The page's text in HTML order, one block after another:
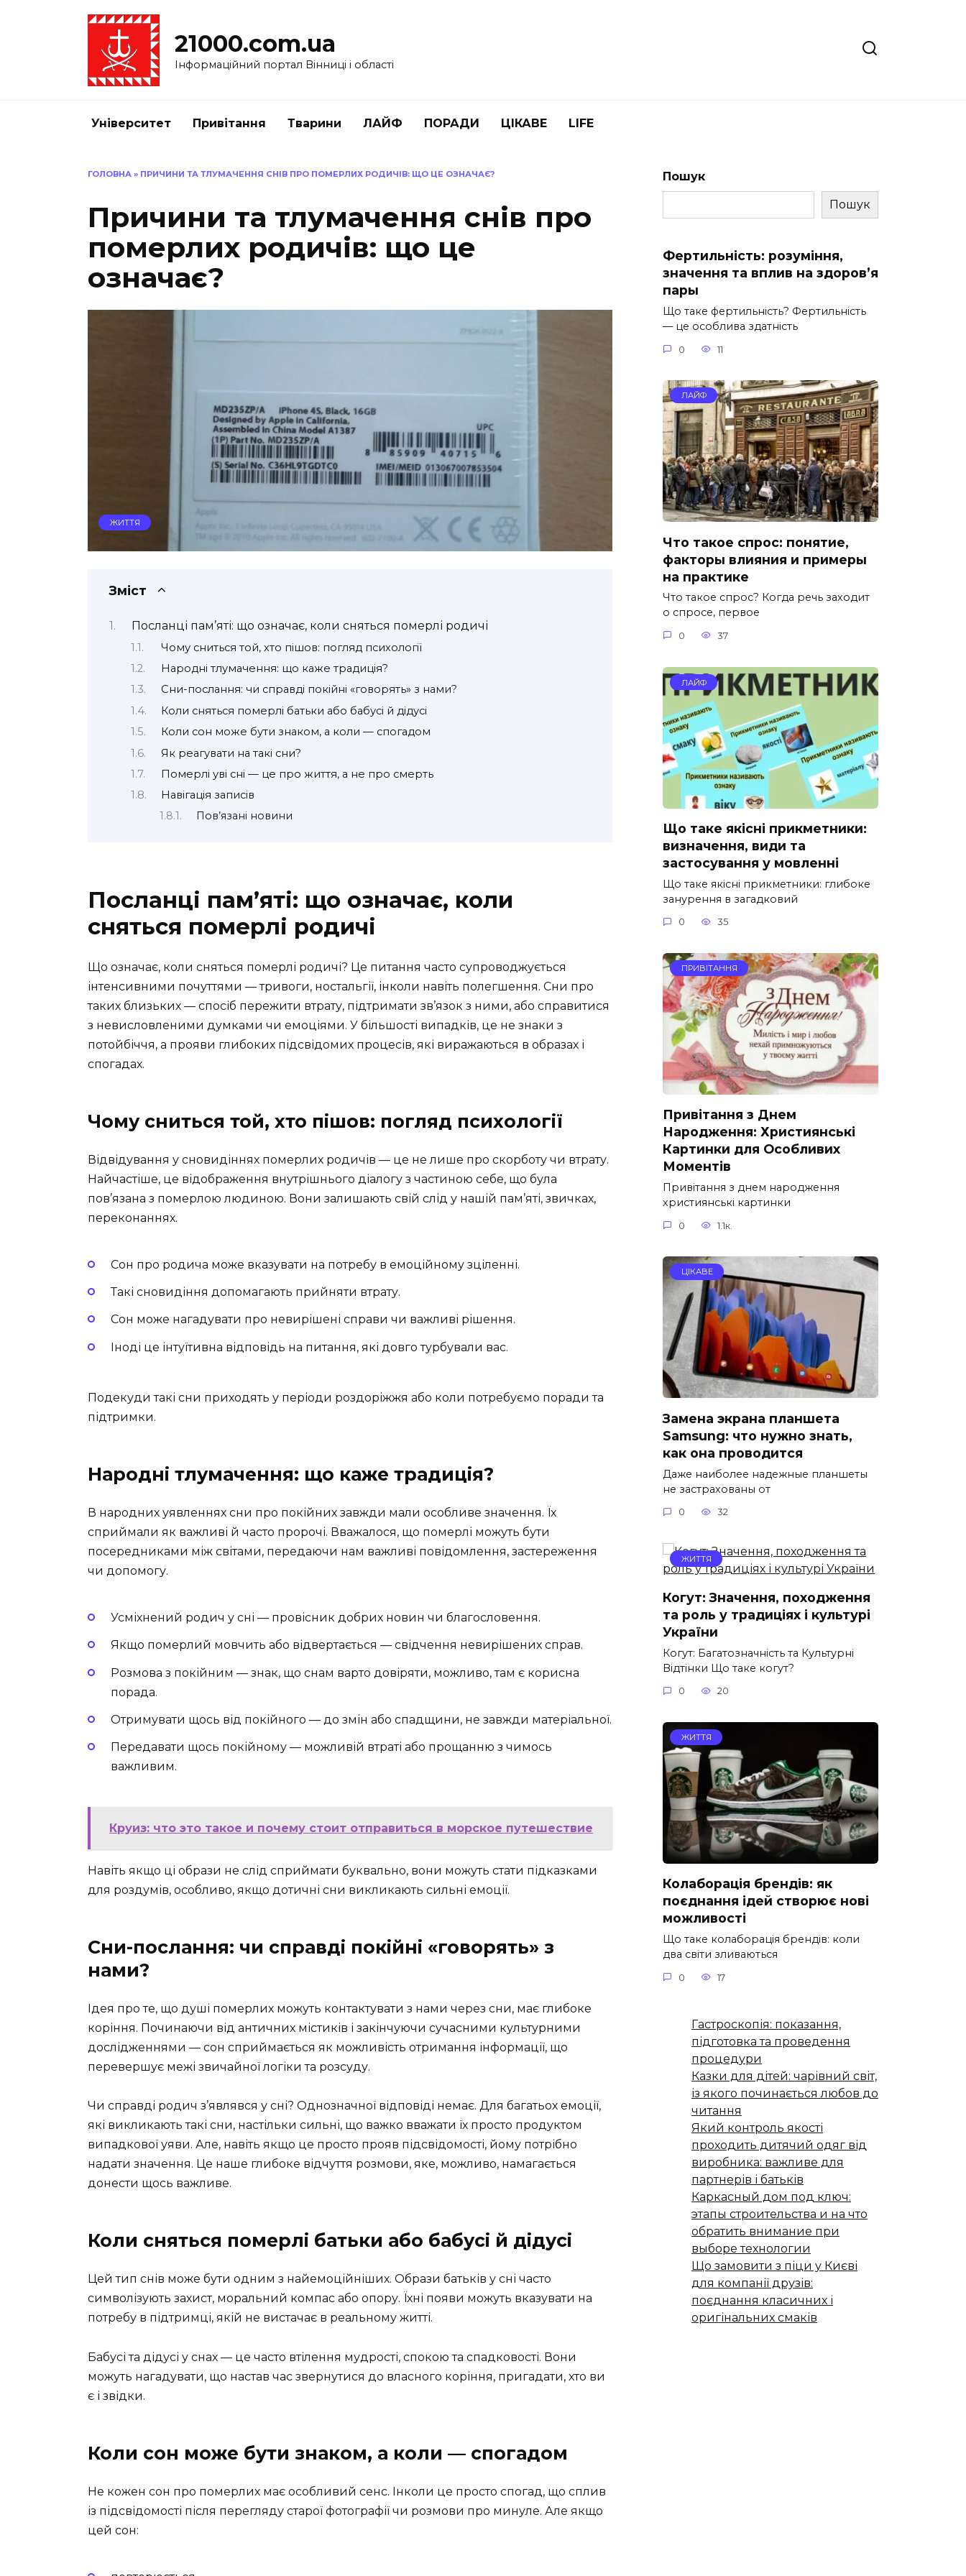
21000.com.ua
Інформаційний портал Вінниці і області
Університет Привітання Тварини ЛАЙФ ПОРАДИ ЦІКАВЕ LIFE
ГОЛОВНА » ПРИЧИНИ ТА ТЛУМАЧЕННЯ СНІВ ПРО ПОМЕРЛИХ РОДИЧІВ: ЩО ЦЕ ОЗНАЧАЄ?
Причини та тлумачення снів про
померлих родичів: що це
означає?
ЖИТТЯ
Зміст
Посланці пам’яті: що означає, коли сняться померлі родичі
Чому сниться той, хто пішов: погляд психології
Народні тлумачення: що каже традиція?
Сни-послання: чи справді покійні «говорять» з нами?
Коли сняться померлі батьки або бабусі й дідусі
Коли сон може бути знаком, а коли — спогадом
Як реагувати на такі сни?
Померлі уві сні — це про життя, а не про смерть
Навігація записів
Пов’язані новини
Посланці пам’яті: що означає, коли
сняться померлі родичі
Що означає, коли сняться померлі родичі? Це питання часто супроводжується
інтенсивними почуттями — тривоги, ностальгії, інколи навіть полегшення. Сни про
таких близьких — спосіб пережити втрату, підтримати зв’язок з ними, або справитися
з невисловленими думками чи емоціями. У більшості випадків, це не знаки з
потойбіччя, а прояви глибоких підсвідомих процесів, які виражаються в образах і
спогадах.
Чому сниться той, хто пішов: погляд психології
Відвідування у сновидіннях померлих родичів — це не лише про скорботу чи втрату.
Найчастіше, це відображення внутрішнього діалогу з частиною себе, що була
пов’язана з померлою людиною. Вони залишають свій слід у нашій пам’яті, звичках,
переконаннях.
Сон про родича може вказувати на потребу в емоційному зціленні.
Такі сновидіння допомагають прийняти втрату.
Сон може нагадувати про невирішені справи чи важливі рішення.
Іноді це інтуїтивна відповідь на питання, які довго турбували вас.
Подекуди такі сни приходять у періоди роздоріжжя або коли потребуємо поради та
підтримки.
Народні тлумачення: що каже традиція?
В народних уявленнях сни про покійних завжди мали особливе значення. Їх
сприймали як важливі й часто пророчі. Вважалося, що померлі можуть бути
посередниками між світами, передаючи нам важливі повідомлення, застереження
чи допомогу.
Усміхнений родич у сні — провісник добрих новин чи благословення.
Якщо померлий мовчить або відвертається — свідчення невирішених справ.
Розмова з покійним — знак, що снам варто довіряти, можливо, там є корисна
порада.
Отримувати щось від покійного — до змін або спадщини, не завжди матеріальної.
Передавати щось покійному — можливій втраті або прощанню з чимось
важливим.
Круиз: что это такое и почему стоит отправиться в морское путешествие
Навіть якщо ці образи не слід сприймати буквально, вони можуть стати підказками
для роздумів, особливо, якщо дотичні сни викликають сильні емоції.
Сни-послання: чи справді покійні «говорять» з
нами?
Ідея про те, що душі померлих можуть контактувати з нами через сни, має глибоке
коріння. Починаючи від античних містиків і закінчуючи сучасними культурними
дослідженнями — сон сприймається як можливість отримання інформації, що
перевершує межі звичайної логіки та розсуду.
Чи справді родич з’являвся у сні? Однозначної відповіді немає. Для багатьох емоції,
які викликають такі сни, настільки сильні, що важко вважати їх просто продуктом
випадкової уяви. Але, навіть якщо це просто прояв підсвідомості, йому потрібно
надати значення. Це наше глибоке відчуття розмови, яке, можливо, намагається
донести щось важливе.
Коли сняться померлі батьки або бабусі й дідусі
Цей тип снів може бути одним з найемоційніших. Образи батьків у сні часто
символізують захист, моральний компас або опору. Їхні появи можуть вказувати на
потребу в підтримці, якій не вистачає в реальному житті.
Бабусі та дідусі у снах — це часто втілення мудрості, спокою та спадковості. Вони
можуть нагадувати, що настав час звернутися до власного коріння, пригадати, хто ви
є і звідки.
Коли сон може бути знаком, а коли — спогадом
Не кожен сон про померлих має особливий сенс. Інколи це просто спогад, що сплив
із підсвідомості після перегляду старої фотографії чи розмови про минуле. Але якщо
цей сон:
Пошук
Пошук
Фертильність: розуміння,
значення та вплив на здоров’я
пары
Що таке фертильність? Фертильність
— це особлива здатність
0 11
ЛАЙФ
Что такое спрос: понятие,
факторы влияния и примеры
на практике
Что такое спрос? Когда речь заходит
о спросе, первое
0 37
ЛАЙФ
Що таке якісні прикметники:
визначення, види та
застосування у мовленні
Що таке якісні прикметники: глибоке
занурення в загадковий
0 35
ПРИВІТАННЯ
Привітання з Днем
Народження: Християнські
Картинки для Особливих
Моментів
Привітання з днем народження
християнські картинки
0 1.1к.
ЦІКАВЕ
Замена экрана планшета
Samsung: что нужно знать,
как она проводится
Даже наиболее надежные планшеты
не застрахованы от
0 32
ЖИТТЯ
Когут: Значення, походження
та роль у традиціях і культурі
України
Когут: Багатозначність та Культурні
Відтінки Що таке когут?
0 20
ЖИТТЯ
Колаборація брендів: як
поєднання ідей створює нові
можливості
Що таке колаборація брендів: коли
два світи зливаються
0 17
Гастроскопія: показання,
підготовка та проведення
процедури
Казки для дітей: чарівний світ,
із якого починається любов до
читання
Який контроль якості
проходить дитячий одяг від
виробника: важливе для
партнерів і батьків
Каркасный дом под ключ:
этапы строительства и на что
обратить внимание при
выборе технологии
Що замовити з піци у Києві
для компанії друзів:
поєднання класичних і
оригінальних смаків